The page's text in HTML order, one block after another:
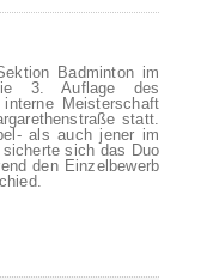
Badminton im
3. Auflage des
interne Meisterschaft
statt.
als auch jener im
sich das Duo
den Einzelbewerb